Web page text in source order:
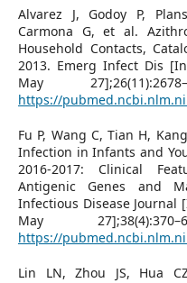
Alvarez J, Godoy P,
Carmona G, et al.
Household Contacts,
2013. Emerg Infect Dis
May
https://
Fu P, Wang C, Tian H,
Infection in Infants and
2016-2017: Clinical
Antigenic Genes and
Infectious Disease
May
https://
Lin LN, Zhou JS, Hua